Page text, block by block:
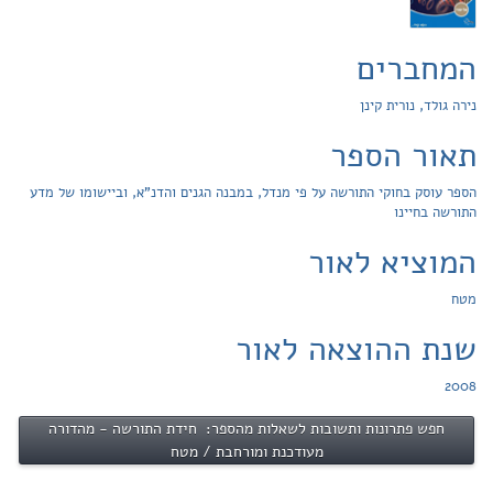
המחברים
נירה גולד, נורית קינן
תאור הספר
הספר עוסק בחוקי התורשה על פי מנדל, במבנה הגנים והדנ"א, וביישומו של מדע
התורשה בחיינו
המוציא לאור
מטח
שנת ההוצאה לאור
2008
חפש פתרונות ותשובות לשאלות מהספר: חידת התורשה - מהדורה
מעודכנת ומורחבת / מטח